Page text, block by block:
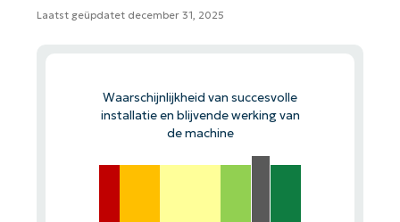
Laatst geüpdatet december 31, 2025
Waarschijnlijkheid van succesvolle
installatie en blijvende werking van
de machine